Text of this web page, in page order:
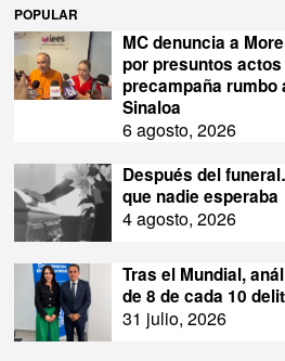
POPULAR
MC denuncia a
por presuntos
precampaña rumbo
Sinaloa
6 agosto, 2026
Después del
que nadie esperaba
4 agosto, 2026
Tras el Mundial,
de 8 de cada 10
31 julio, 2026